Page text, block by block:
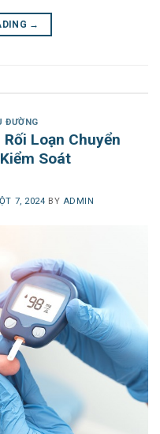
→
ĐƯỜNG
Loạn Chuyển
Soát
7, 2024 BY ADMIN